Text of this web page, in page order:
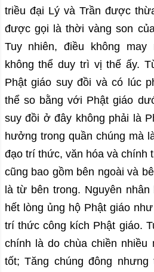
triều đại Lý và Trần được
được gọi là thời vàng son
Tuy nhiên, điều không
không thể duy trì vị thế ấy.
Phật giáo suy đồi và có lúc
thể so bằng với Phật giáo
suy đồi ở đây không phải là
hưởng trong quần chúng mà
đạo trí thức, văn hóa và chính
cũng bao gồm bên ngoài và
là từ bên trong. Nguyên
hết lòng ủng hộ Phật giáo
trí thức công kích Phật giáo.
chính là do chùa chiền nhiều
tốt; Tăng chúng đông nhưng